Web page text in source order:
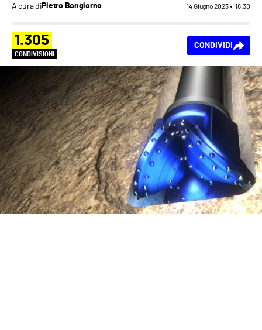
A cura diPietro Bongiorno 14 Giugno 2023 18:30
1.305
CONDIVISIONI
CONDIVIDI